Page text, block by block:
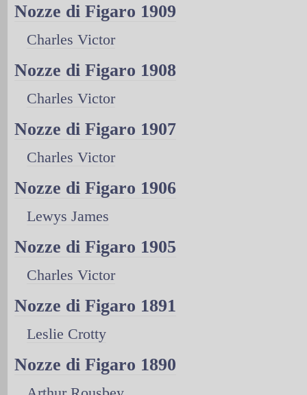
Nozze di Figaro 1909
Charles Victor
Nozze di Figaro 1908
Charles Victor
Nozze di Figaro 1907
Charles Victor
Nozze di Figaro 1906
Lewys James
Nozze di Figaro 1905
Charles Victor
Nozze di Figaro 1891
Leslie Crotty
Nozze di Figaro 1890